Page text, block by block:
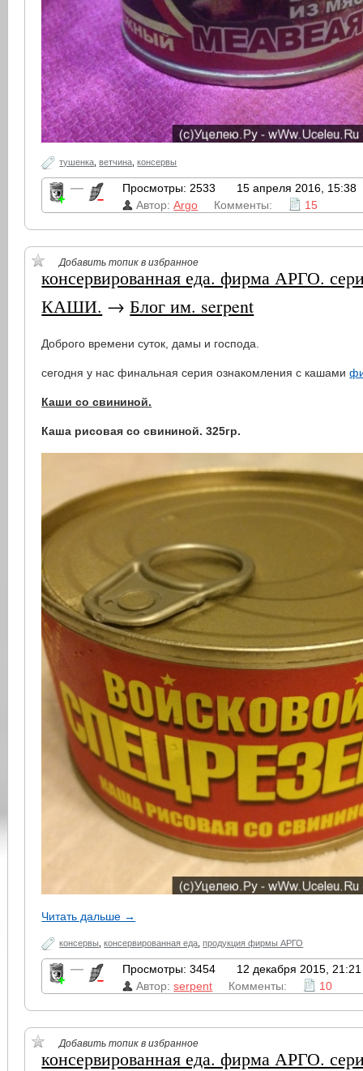
тушенка ,ветчина ,консервы
— Просмотры: 2533
15 апреля 2016, 15:38
Автор:Argo Комменты: 15
Добавить топик в избранное
консервированная еда. фирма АРГО.
КАШИ. →Блог им. serpent
Доброго времени суток, дамы и господа.
сегодня у нас финальная серия ознакомления с кашами
Каши со свининой.
Каша рисовая со свининой. 325гр.
Читать дальше →
консервы ,консервированная еда ,продукция фирмы АРГО
— Просмотры: 3454
12 декабря 2015, 21:21
Автор:serpent Комменты: 10
Добавить топик в избранное
консервированная еда. фирма АРГО.